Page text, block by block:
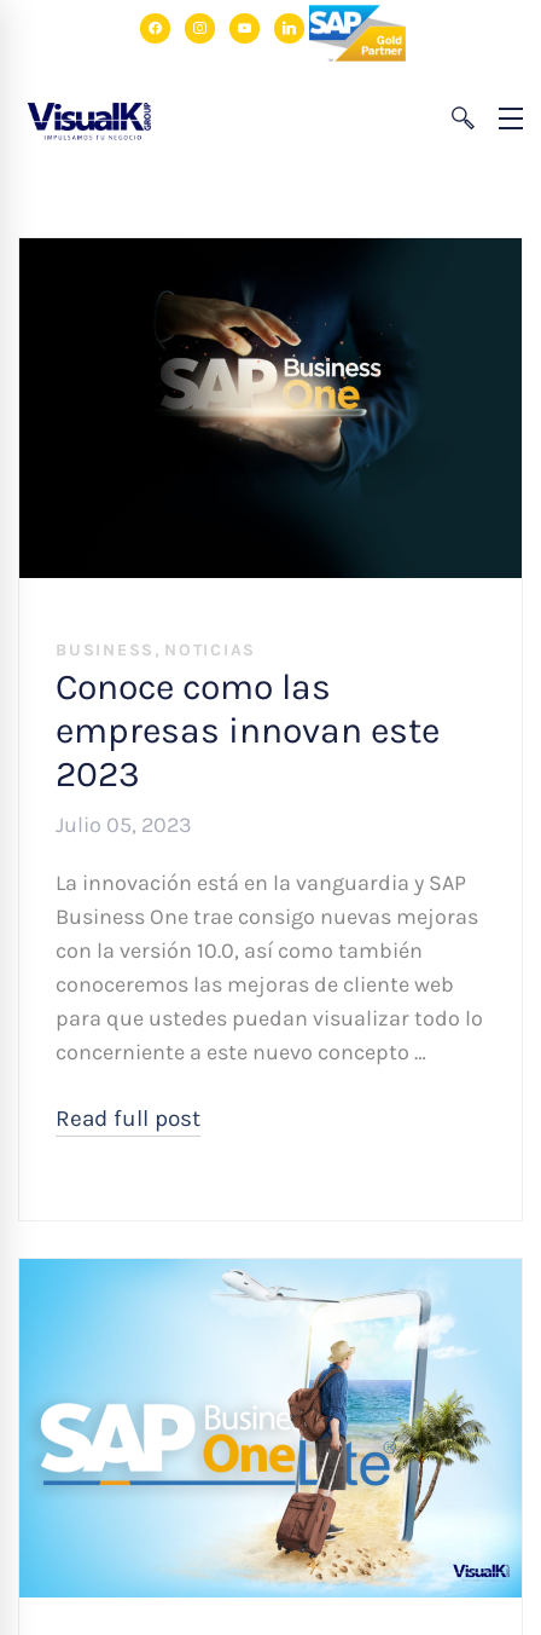
facebookinstagram
youtubelinkedin
BUSINESS , NOTICIAS
Conoce como las
empresas innovan este
2023
Julio 05, 2023
La innovación está en la vanguardia y SAP
Business One trae consigo nuevas mejoras
con la versión 10.0, así como también
conoceremos las mejoras de cliente web
para que ustedes puedan visualizar todo lo
concerniente a este nuevo concepto …
Read full post